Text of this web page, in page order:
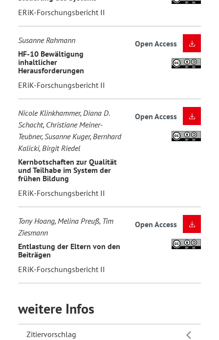
ERiK-Forschungsbericht II
Susanne Rahmann
HF-10 Bewältigung
inhaltlicher
Herausforderungen
ERiK-Forschungsbericht II
Open Access
Nicole Klinkhammer, Diana D.
Schacht, Christiane Meiner-
Teubner, Susanne Kuger, Bernhard
Kalicki, Birgit Riedel
Kernbotschaften zur Qualität
und Teilhabe im System der
frühen Bildung
ERiK-Forschungsbericht II
Open Access
Tony Hoang, Melina Preuß, Tim
Ziesmann
Entlastung der Eltern von den
Beiträgen
ERiK-Forschungsbericht II
Open Access
weitere Infos
Zitiervorschlag